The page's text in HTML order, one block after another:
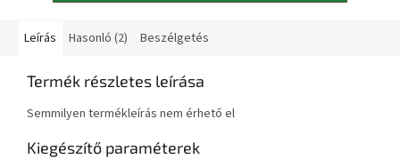
Leírás Hasonló (2) Beszélgetés
Termék részletes leírása
Semmilyen termékleírás nem érhető el
Kiegészítő paraméterek